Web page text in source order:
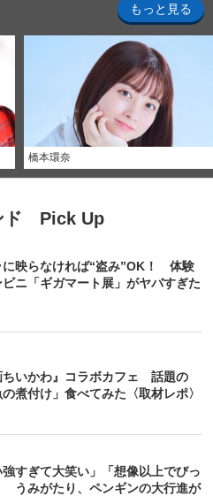
もっと見る
橋本環奈
ド Pick Up
に映らなければ“盗み”OK！ 体験
ニ「ギガマート展」がヤバすぎた
ちいかわ』コラボカフェ 話題の
の煮付け」食べてみた〈取材レポ〉
強すぎて大笑い」「想像以上でびっ
うみがたり、ペンギンの大行進が